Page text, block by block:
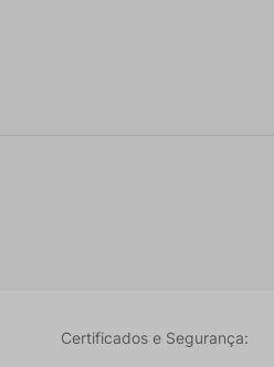
Certificados e Segurança: